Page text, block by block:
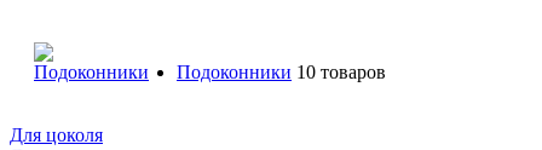
Подоконники 10 товаров
Для цоколя